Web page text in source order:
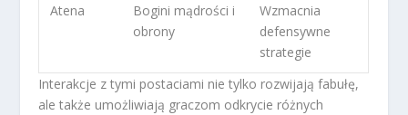
Atena
Bogini mądrości i
obrony
Wzmacnia
defensywne
strategie
Interakcje z tymi postaciami nie tylko rozwijają fabułę,
ale także umożliwiają graczom odkrycie różnych